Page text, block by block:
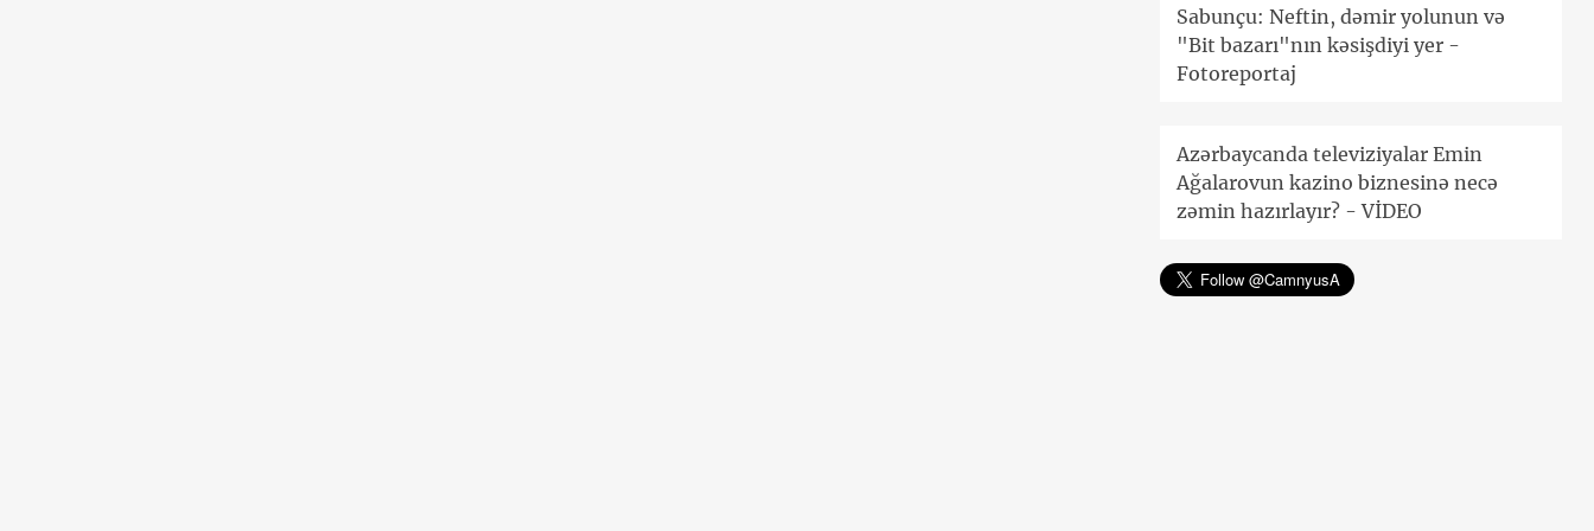
Sabunçu: Neftin, dəmir yolunun və
"Bit bazarı"nın kəsişdiyi yer -
Fotoreportaj
Azərbaycanda televiziyalar Emin
Ağalarovun kazino biznesinə necə
zəmin hazırlayır? - VİDEO